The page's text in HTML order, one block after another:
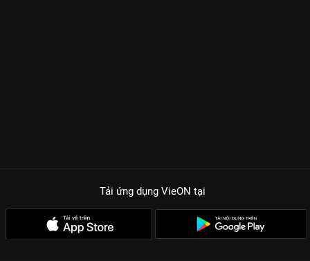
Tải ứng dụng VieON tại